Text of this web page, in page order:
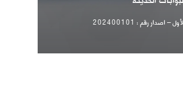
– اصدار رقم : 202400101